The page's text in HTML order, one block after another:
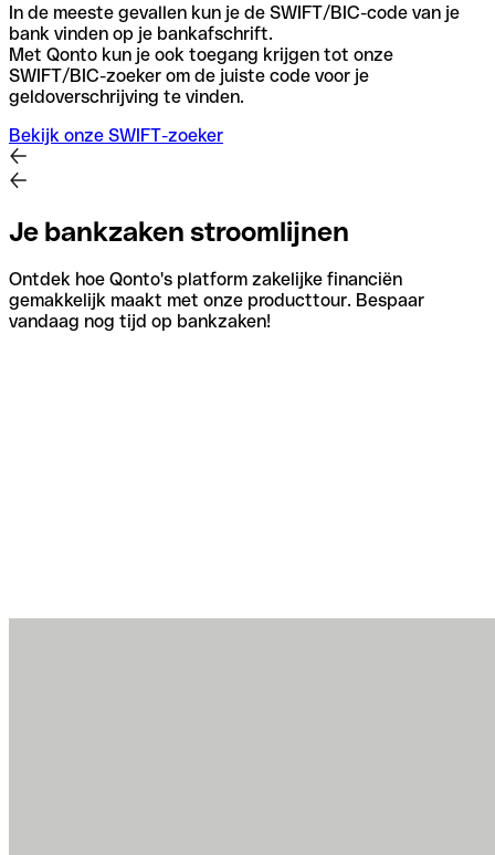
In de meeste gevallen kun je de SWIFT/BIC-code van je
bank vinden op je bankafschrift.
Met Qonto kun je ook toegang krijgen tot onze
SWIFT/BIC-zoeker om de juiste code voor je
geldoverschrijving te vinden.
Bekijk onze SWIFT-zoeker
Je bankzaken stroomlijnen
Ontdek hoe Qonto's platform zakelijke financiën
gemakkelijk maakt met onze producttour. Bespaar
vandaag nog tijd op bankzaken!